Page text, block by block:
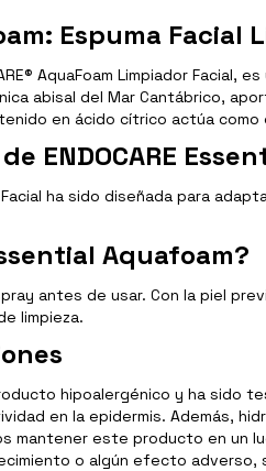
Espuma Facial
AquaFoam Limpiador
abisal del Mar Cantábrico,
en ácido cítrico actúa
ENDOCARE
Facial ha sido diseñada para
Aquafoam?
antes de usar. Con la piel
limpieza.
producto hipoalergénico y ha
en la epidermis. Además,
mantener este producto en
o algún efecto